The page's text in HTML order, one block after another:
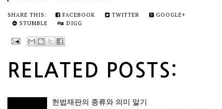
SHARE THIS: FACEBOOK TWITTER
GOOGLE+
STUMBLE
DIGG
RELATED POSTS:
헌법재판의 종류와 의미 알기